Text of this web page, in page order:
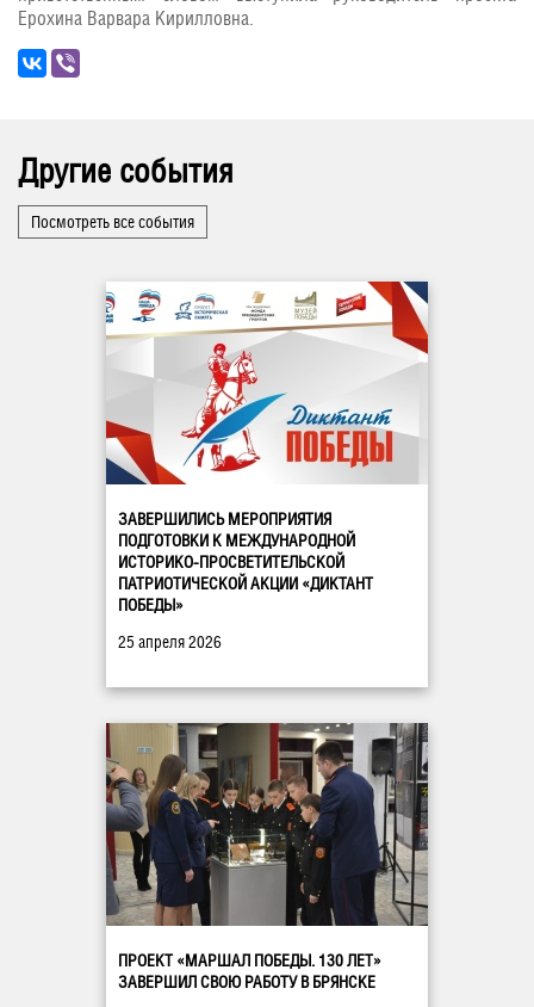
Ерохина Варвара Кирилловна.
Другие события
Посмотреть все события
ЗАВЕРШИЛИСЬ МЕРОПРИЯТИЯ
ПОДГОТОВКИ К МЕЖДУНАРОДНОЙ
ИСТОРИКО-ПРОСВЕТИТЕЛЬСКОЙ
ПАТРИОТИЧЕСКОЙ АКЦИИ «ДИКТАНТ
ПОБЕДЫ»
25 апреля 2026
ПРОЕКТ «МАРШАЛ ПОБЕДЫ. 130 ЛЕТ»
ЗАВЕРШИЛ СВОЮ РАБОТУ В БРЯНСКЕ